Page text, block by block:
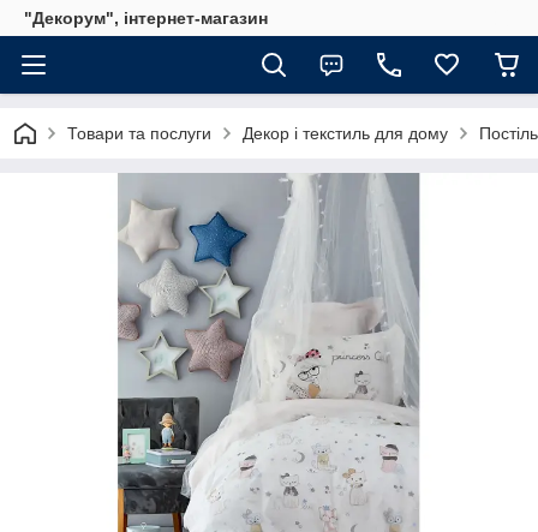
"Декорум", інтернет-магазин
Товари та послуги Декор і текстиль для дому